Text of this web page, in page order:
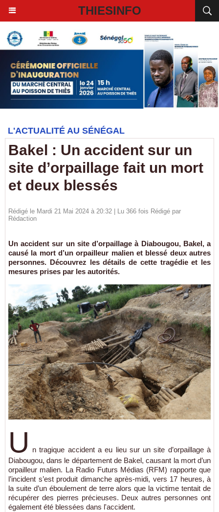
THIESINFO
L'ACTUALITÉ AU SÉNÉGAL
Bakel : Un accident sur un
site d’orpaillage fait un mort
et deux blessés
Rédigé le Mardi 21 Mai 2024 à 20:32 | Lu 366 fois Rédigé par
Rédaction
Un accident sur un site d’orpaillage à Diabougou, Bakel, a
causé la mort d’un orpailleur malien et blessé deux autres
personnes. Découvrez les détails de cette tragédie et les
mesures prises par les autorités.
U
n tragique accident a eu lieu sur un site d’orpaillage à
Diabougou, dans le département de Bakel, causant la mort d’un
orpailleur malien. La Radio Futurs Médias (RFM) rapporte que
l’incident s’est produit dimanche après-midi, vers 17 heures, à
la suite d’un éboulement de terre alors que la victime tentait de
récupérer des pierres précieuses. Deux autres personnes ont
également été blessées dans l'accident.